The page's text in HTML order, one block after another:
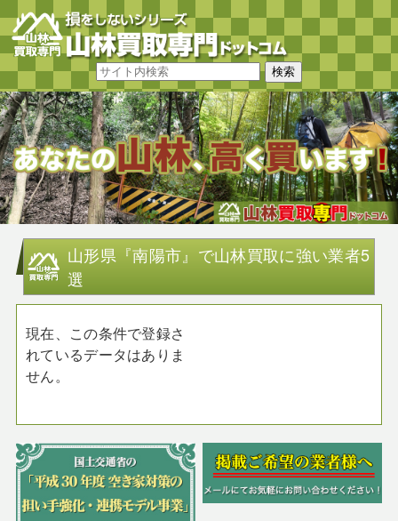
山形県『南陽市』で山林買取に強い業者5
選
現在、この条件で登録さ
れているデータはありま
せん。